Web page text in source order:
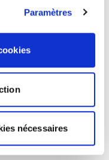
Paramètres
nécessaires